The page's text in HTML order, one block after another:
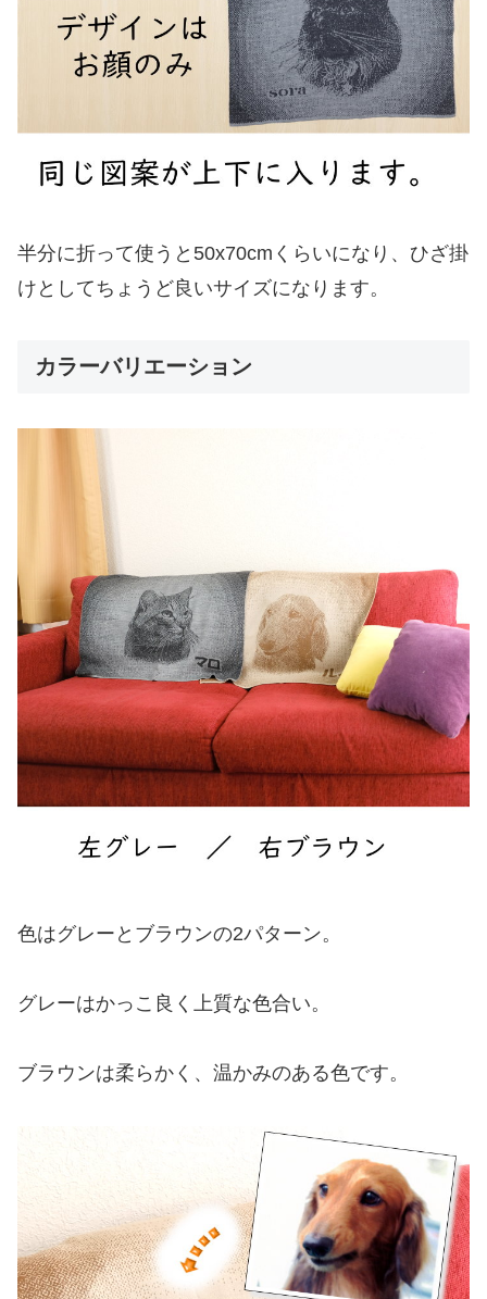
半分に折って使うと50x70cmくらいになり、ひざ掛
けとしてちょうど良いサイズになります。
カラーバリエーション
色はグレーとブラウンの2パターン。
グレーはかっこ良く上質な色合い。
ブラウンは柔らかく、温かみのある色です。